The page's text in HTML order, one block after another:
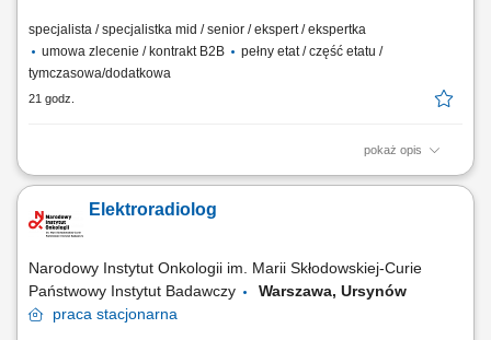
specjalista / specjalistka mid / senior / ekspert / ekspertka
umowa zlecenie / kontrakt B2B
pełny etat / część etatu /
tymczasowa/dodatkowa
21 godz.
pokaż opis
Będziesz odpowiedzialny/-a za: wykonywanie i opis badań USG ​​
ekipy medycznej i stań się #bohaterem opieki zdrowotnej! Szukamy
Ciebie, jeśli​: ukończyłeś/-aś specjalizację lub jesteś w jej trakcie
Elektroradiolog
Narodowy Instytut Onkologii im. Marii Skłodowskiej-Curie
Państwowy Instytut Badawczy
Warszawa, Ursynów
praca stacjonarna